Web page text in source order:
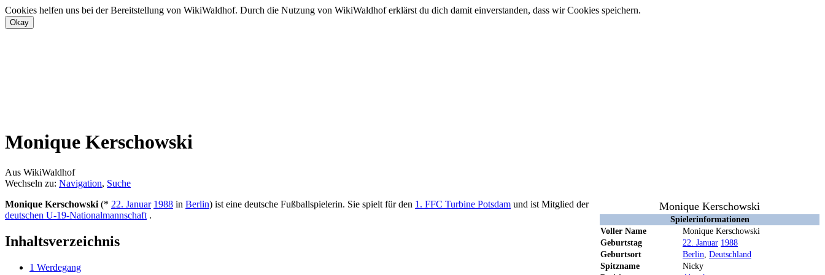
Cookies helfen uns bei der Bereitstellung von WikiWaldhof. Durch die Nutzung von WikiWaldhof erklärst du dich damit einverstanden, dass wir Cookies speichern.
Monique Kerschowski
Aus WikiWaldhof
Wechseln zu: Navigation, Suche
Monique Kerschowski
Spielerinformationen
Voller Name
Monique Kerschowski
Geburtstag
22. Januar 1988
Geburtsort
Berlin Deutschland
Spitzname
Nicky
Monique Kerschowski (* 22. Januar 1988 in Berlin) ist eine deutsche Fußballspielerin. Sie spielt für den 1. FFC Turbine Potsdam und ist Mitglied der
deutschen U-19-Nationalmannschaft .
Inhaltsverzeichnis
1 Werdegang